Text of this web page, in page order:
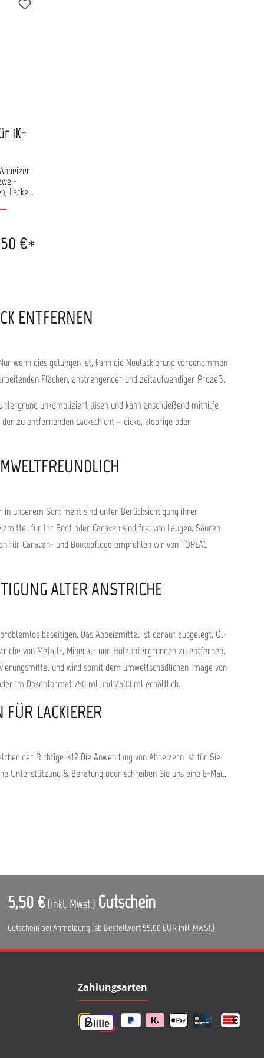
1K-
Lacke,
Säuren
für die
einen
30
Weitere
€*
ENTFERNEN
wenn dies gelungen ist, kann die Neulackierung vorgenommen
Flächen, anstrengender und zeitaufwendiger Prozeß.
unkompliziert lösen und kann anschließend mithilfe
zu entfernenden Lackschicht – dicke, klebrige oder
in unserem Sortiment sind unter Berücksichtigung ihrer
für Ihr Boot oder Caravan sind frei von Laugen, Säuren
für Caravan- und Bootspflege empfehlen wir von TOPLAC
ALTER ANSTRICHE
beseitigen. Das Abbeizmittel ist darauf ausgelegt, Öl-
von Metall-, Mineral- und Holzuntergründen zu entfernen.
und wird somit dem umweltschädlichen Image von
im Dosenformat 750 ml und 2500 ml erhältlich.
LACKIERER
der Richtige ist? Die Anwendung von Abbeizern ist für Sie
Unterstützung & Beratung oder schreiben Sie uns eine E-Mail.
5,50 € (Inkl. Mwst.) Gutschein
Gutschein bei Anmeldung (ab Bestellwert 55,00 EUR inkl. MwSt.)
Zahlungsarten